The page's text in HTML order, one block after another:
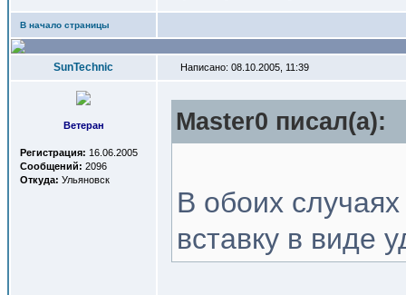
В начало страницы
SunTechnic Написано: 08.10.2005, 11:39
Ветеран
Регистрация: 16.06.2005
Сообщений: 2096
Откуда: Ульяновск
Master0 писал(a):
В обоих
вставку в виде